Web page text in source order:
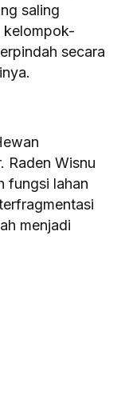
saling
kelompok-
secara
Raden Wisnu
fungsi lahan
menjadi